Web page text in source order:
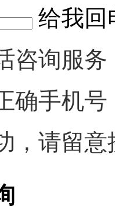
给我回
咨询服
确手机号
，请留